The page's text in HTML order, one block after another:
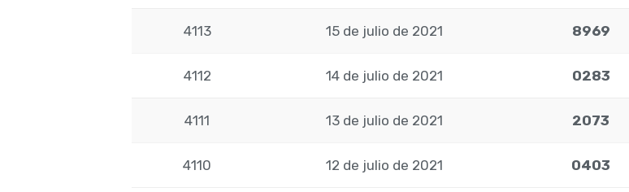
4113 15 de julio de 2021 8969
4112 14 de julio de 2021 0283
4111 13 de julio de 2021 2073
4110 12 de julio de 2021 0403